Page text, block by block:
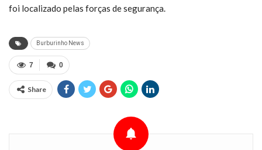
foi localizado pelas forças de segurança.
Burburinho News
0
7
Share